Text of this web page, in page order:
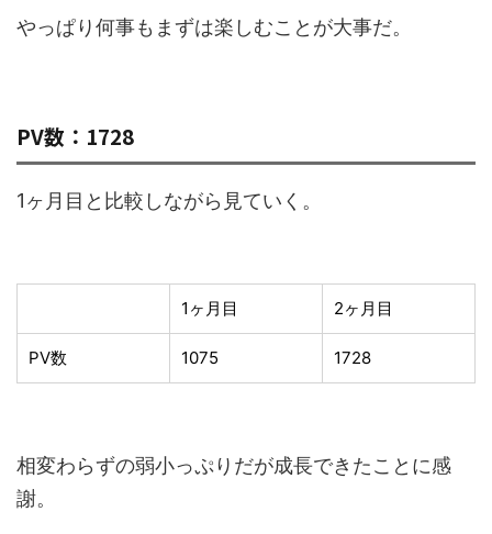
やっぱり何事もまずは楽しむことが大事だ。
PV数：1728
1ヶ月目と比較しながら見ていく。
1ヶ月目 2ヶ月目
PV数 1075 1728
相変わらずの弱小っぷりだが成長できたことに感
謝。